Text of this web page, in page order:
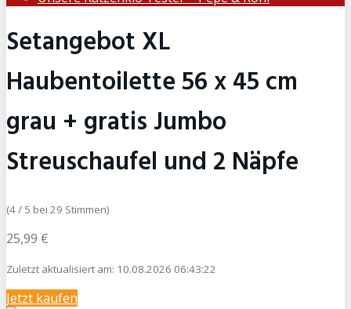
Setangebot XL
Haubentoilette 56 x 45 cm
grau + gratis Jumbo
Streuschaufel und 2 Näpfe
(4 / 5 bei 29 Stimmen)
25,99 €
Zuletzt aktualisiert am: 10.08.2026 06:43:22
Jetzt kaufen